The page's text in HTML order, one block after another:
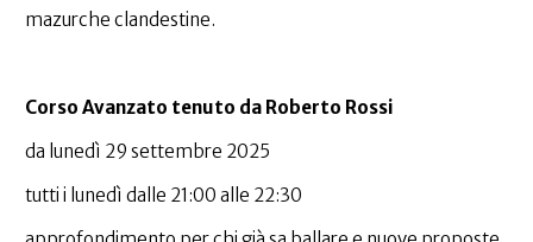
mazurche clandestine.
Corso Avanzato tenuto da Roberto Rossi
da lunedì 29 settembre 2025
tutti i lunedì dalle 21:00 alle 22:30